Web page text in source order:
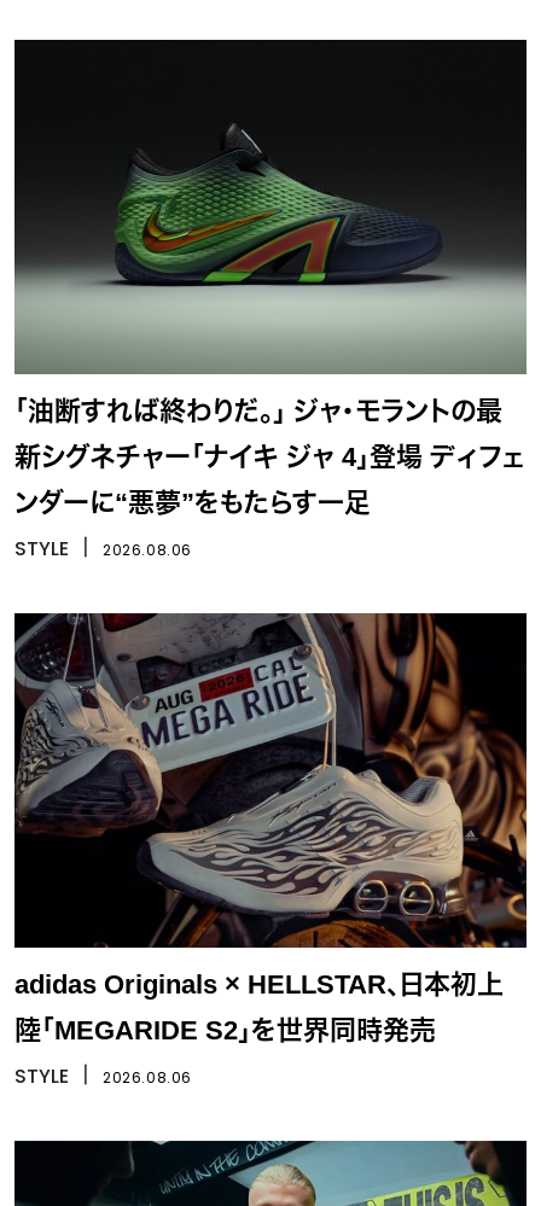
「油断すれば終わりだ。」 ジャ・モラントの最
新シグネチャー「ナイキ ジャ 4」登場 ディフェ
ンダーに“悪夢”をもたらす一足
STYLE 2026.08.06
adidas Originals × HELLSTAR、日本初上
陸「MEGARIDE S2」を世界同時発売
STYLE 2026.08.06